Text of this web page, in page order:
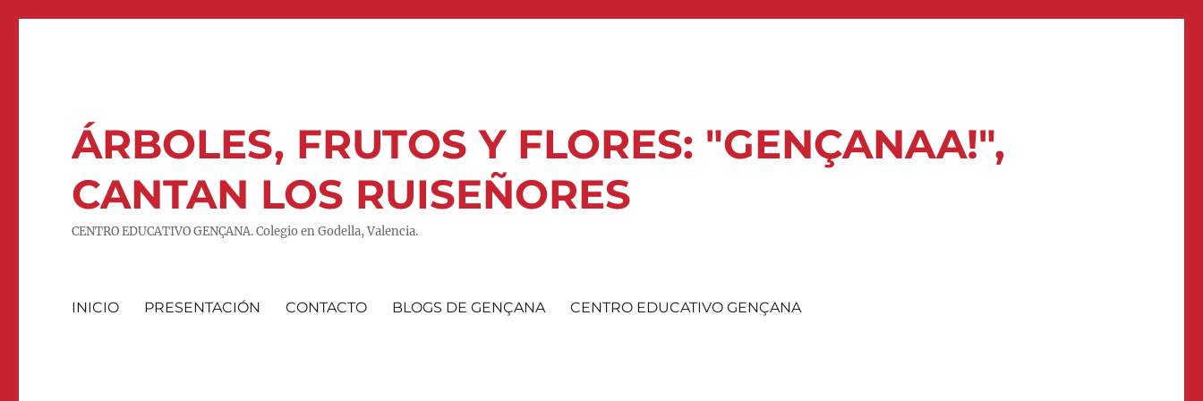
ÁRBOLES, FRUTOS Y FLORES: "GENÇANAA!",
CANTAN LOS RUISEÑORES
CENTRO EDUCATIVO GENÇANA. Colegio en Godella, Valencia.
INICIO PRESENTACIÓN CONTACTO BLOGS DE GENÇANA CENTRO EDUCATIVO GENÇANA